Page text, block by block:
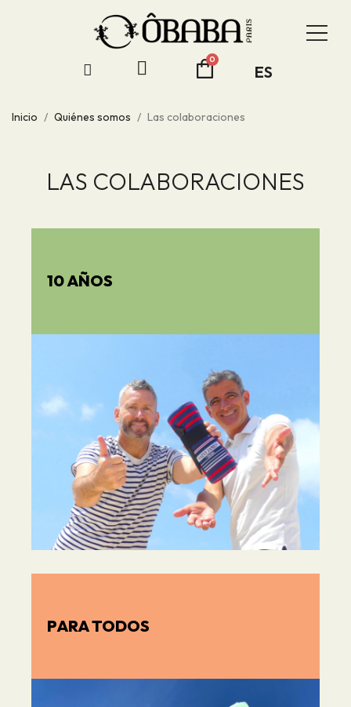
ES
Inicio Quiénes somos Las colaboraciones
LAS COLABORACIONES
10 AÑOS
PARA TODOS